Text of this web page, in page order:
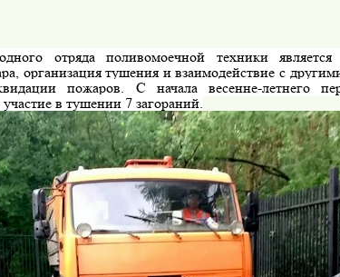
отряда поливомоечной техники является
организация тушения и взаимодействие с
пожаров. С начала весенне-летнего
в тушении 7 загораний.